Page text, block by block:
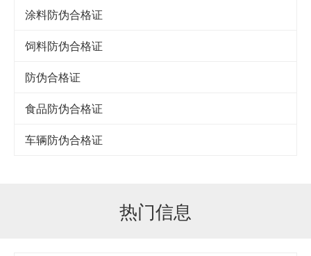
涂料防伪合格证
饲料防伪合格证
防伪合格证
食品防伪合格证
车辆防伪合格证
热门信息